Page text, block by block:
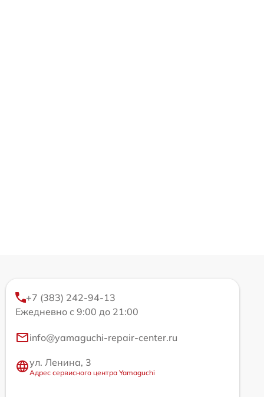
+7 (383) 242-94-13
Ежедневно с 9:00 до 21:00
info@yamaguchi-repair-center.ru
ул. Ленина, 3
Адрес сервисного центра Yamaguchi